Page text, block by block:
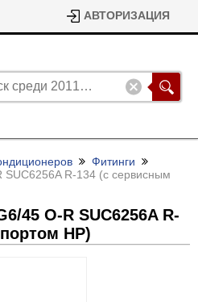
АВТОРИЗАЦИЯ
Фитинги
SUC6256A R-134 (с сервисным
45 O-R SUC6256A R-
HP)